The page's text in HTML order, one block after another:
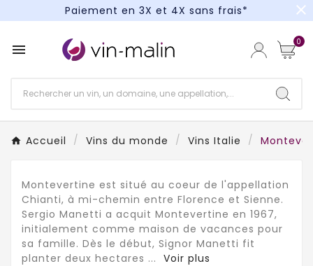
Paiement en 3X et 4X sans frais*
Paiement en 3X et 4X sans frais*
close
 0
Accueil Vins du monde Vins Italie
Montevertine est situé au coeur de l'appellation
Chianti, à mi-chemin entre Florence et Sienne.
Sergio Manetti a acquit Montevertine en 1967,
initialement comme maison de vacances pour
sa famille. Dès le début, Signor Manetti fit
planter deux hectares ... Voir plus